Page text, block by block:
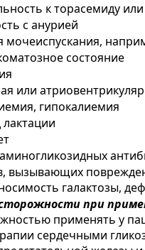
к торасемиду
с анурией
состояние
или
гипокалиемия
вызывающих
галактозы,
при
применять у
сердечными